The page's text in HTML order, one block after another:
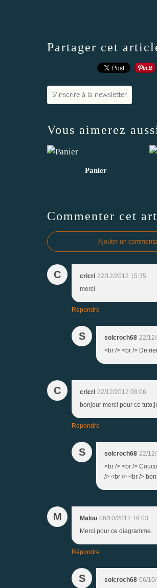
Partager cet
S'inscrire à la newsletter
Vous aimerez
Panier
Commenter cet
Ajouter un
C cricri 22/12/2012 15:35
merci
Répondre
S solcroch68 22/
<br /> <br /> De
C cricri 22/12/2012 08:06
bonjour merci pour ce
Répondre
S solcroch68 22/
<br /> <br />
/> <br /> <br />
M Malou 06/10/2012 19:03
Merci pour ce diagramme.
Répondre
S solcroch68 06/